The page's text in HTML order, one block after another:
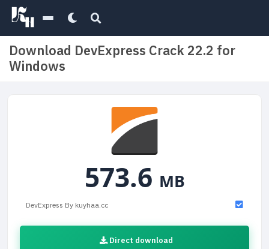
Download DevExpress Crack 22.2 for
Windows
573.6 MB
DevExpress By kuyhaa.cc
Direct download